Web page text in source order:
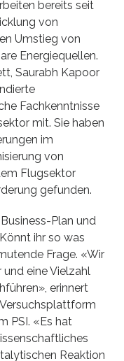
bereits seit
von
Umstieg von
Energiequellen.
Saurabh Kapoor
Fachkenntnisse
mit. Sie haben
im
von
Flugsektor
gefunden.
Plan und
ihr so was
Frage. «Wir
eine Vielzahl
erinnert
PSI. «Es hat
Reaktion